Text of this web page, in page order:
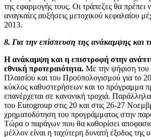
της εφαρμογής τους. Οι τράπεζες θα πρέπει
αναγκαίες αυξήσεις μετοχικού κεφαλαίου
2013.
8. Για την επίσπευση της ανάκαμψης και
Η ανάκαμψη και η επιστροφή στην
εθνική προτεραιότητα. Με την ψήφιση
Πλαισίου και του Προϋπολογισμού για το
κύκλος καθυστερήσεων και το πρόγραμμα
επανέρχεται σε κανονική τροχιά.
του Eurogroup στις 20 και στις 26-27
χρηματοδότηση του προγράμματος στην
Τώρα ο παράγων που θα καθορίσει
μέλλον είναι η ταχύτερη δυνατή έξοδος της